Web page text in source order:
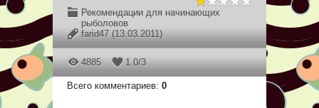
Рекомендации для начинающих
рыболовов
farid47(13.03.2011)
4885 1.0/3
Всего комментариев: 0